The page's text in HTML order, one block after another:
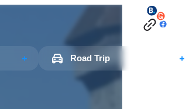
Road Trip